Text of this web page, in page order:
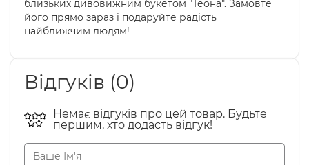
близьких дивовижним букетом "Теона". Замовте
його прямо зараз і подаруйте радість
найближчим людям!
Відгуків (0)
Немає відгуків про цей товар. Будьте
першим, хто додасть відгук!